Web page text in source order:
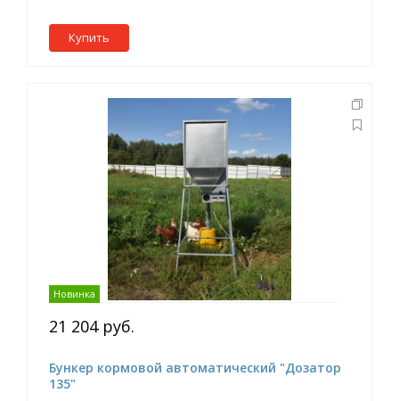
Купить
Новинка
21 204 руб.
Бункер кормовой автоматический "Дозатор
135"